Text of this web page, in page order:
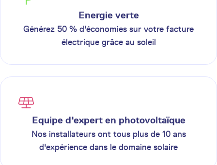
Energie verte
Générez 50 % d'économies sur votre facture
électrique grâce au soleil
Equipe d'expert en photovoltaïque
Nos installateurs ont tous plus de 10 ans
d'expérience dans le domaine solaire